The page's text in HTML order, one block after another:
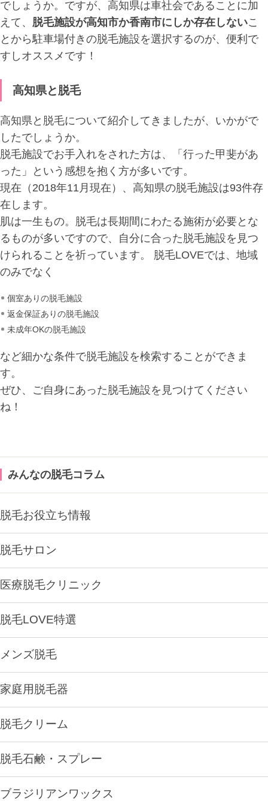
でしょうか。ですが、高知県は車社会であることに加
えて、 脱毛施設が高知市か香南市にしか存在しないこ
とから駐車場付きの脱毛施設を選択するのが、便利で
すしオススメです！
高知県と脱毛
高知県と脱毛について紹介してきましたが、いかがで
したでしょうか。
脱毛施設でお手入れをされた方は、「行った甲斐があ
った」という感想を抱く方が多いです。
現在（2018年11月現在）、高知県の脱毛施設は93件存
在します。
肌は一生もの。脱毛は長期間にわたる施術が必要とな
るものが多いですので、自分に合った脱毛施設を見つ
けられることを祈っています。 脱毛LOVEでは、地域
のみでなく
個室ありの脱毛施設
返金保証ありの脱毛施設
未成年OKの脱毛施設
など細かな条件で脱毛施設を検索することができま
す。
ぜひ、ご自身にあった脱毛施設を見つけてください
ね！
みんなの脱毛コラム
脱毛お役立ち情報
脱毛サロン
医療脱毛クリニック
脱毛LOVE特選
メンズ脱毛
家庭用脱毛器
脱毛クリーム
脱毛石鹸・スプレー
ブラジリアンワックス